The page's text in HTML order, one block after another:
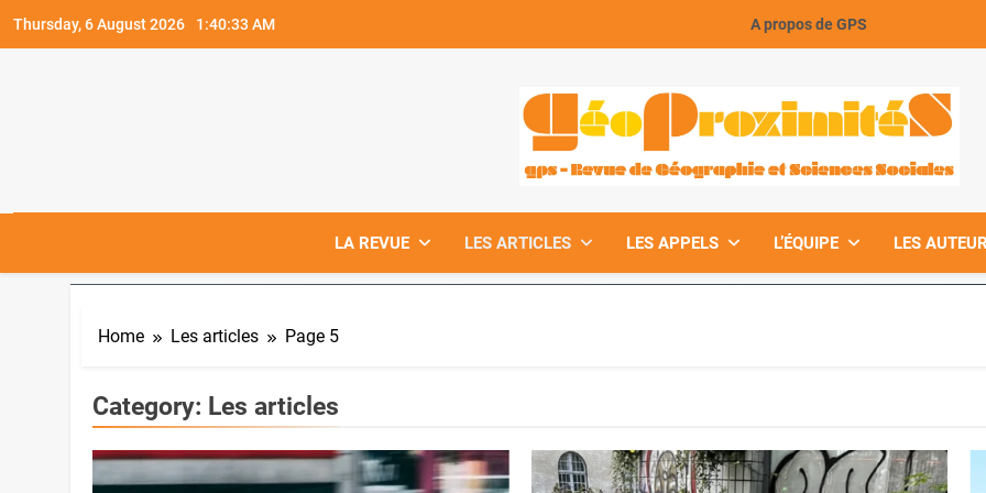
Thursday, 6 August 2026 1:40:34 AM A propos de GPS
GeoProximiteS
LA REVUE LES ARTICLES LES APPELS L’ÉQUIPE LES
Home Les articles Page 5
Category: Les articles